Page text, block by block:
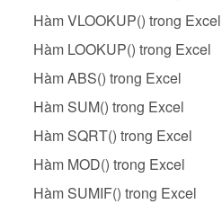
Hàm VLOOKUP() trong Excel
Hàm LOOKUP() trong Excel
Hàm ABS() trong Excel
Hàm SUM() trong Excel
Hàm SQRT() trong Excel
Hàm MOD() trong Excel
Hàm SUMIF() trong Excel